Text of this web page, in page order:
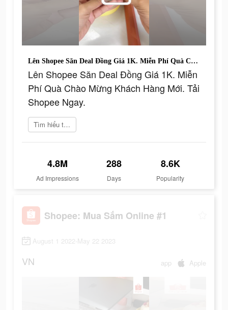
Lên Shopee Săn Deal Đồng Giá 1K. Miễn Phí Quà Chào Mừng Khách Hàng Mới. Tải Shopee Ngay.
Lên Shopee Săn Deal Đồng Giá 1K. Miễn
Phí Quà Chào Mừng Khách Hàng Mới. Tải
Shopee Ngay.
Tìm hiểu thêm
4.8M
Ad Impressions
288
Days
8.6K
Popularity
Shopee: Mua Sắm Online #1
August 1 2022-May 22 2023
VN app Apple